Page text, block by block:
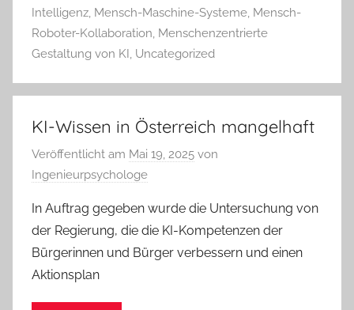
Intelligenz, Mensch-Maschine-Systeme, Mensch-
Roboter-Kollaboration, Menschenzentrierte
Gestaltung von KI, Uncategorized
KI-Wissen in Österreich mangelhaft
Veröffentlicht am Mai 19, 2025 von
Ingenieurpsychologe
In Auftrag gegeben wurde die Untersuchung von
der Regierung, die die KI-Kompetenzen der
Bürgerinnen und Bürger verbessern und einen
Aktionsplan